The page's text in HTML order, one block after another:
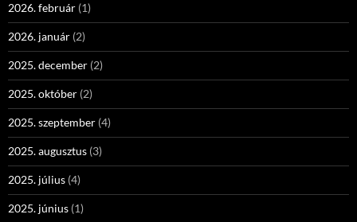
2026. február (1)
2026. január (2)
2025. december (2)
2025. október (2)
2025. szeptember (4)
2025. augusztus (3)
2025. július (4)
2025. június (1)